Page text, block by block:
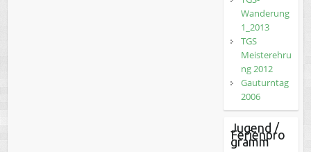
Wanderung
1_2013
TGS
Meisterehru
ng 2012
Gauturntag
2006
Jugend /
Ferienpro
gramm